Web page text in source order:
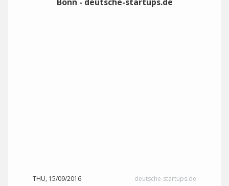
THU, 15/09/2016 deutsche-startups.de